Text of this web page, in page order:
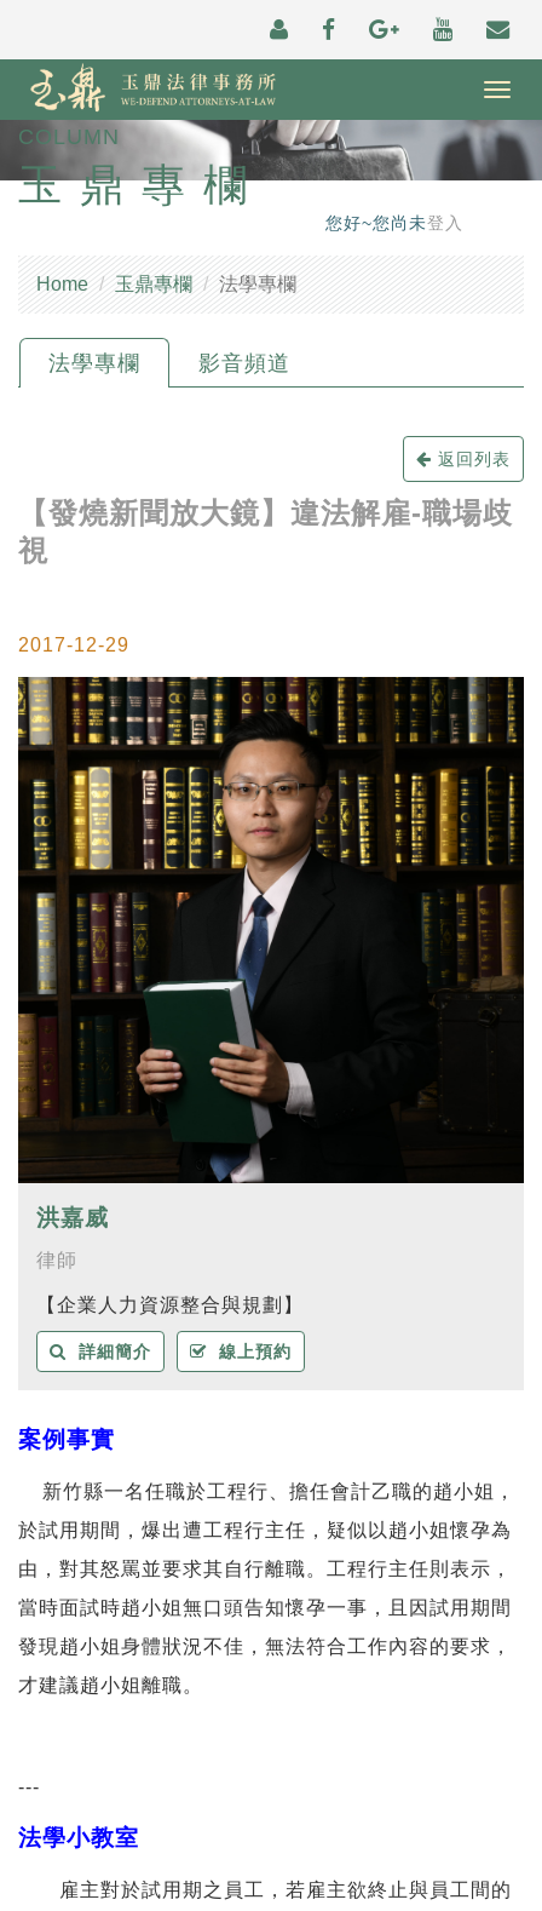
COLUMN
玉鼎專欄
您好~您尚未登入
Home 玉鼎專欄 法學專欄
法學專欄 影音頻道
返回列表
【發燒新聞放大鏡】違法解雇-職場歧
視
2017-12-29
洪嘉威
律師
【企業人力資源整合與規劃】
詳細簡介 線上預約
案例事實
新竹縣一名任職於工程行、擔任會計乙職的趙小姐，
於試用期間，爆出遭工程行主任，疑似以趙小姐懷孕為
由，對其怒罵並要求其自行離職。工程行主任則表示，
當時面試時趙小姐無口頭告知懷孕一事，且因試用期間
發現趙小姐身體狀況不佳，無法符合工作內容的要求，
才建議趙小姐離職。
---
法學小教室
雇主對於試用期之員工，若雇主欲終止與員工間的